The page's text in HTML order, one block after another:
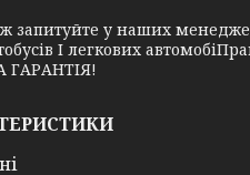
у наших
І легкових
ГАРАНТІЯ!